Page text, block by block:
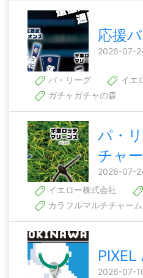
応援
2026-07-
パ・リーグ
イエ
ガチャガチャの森
パ・
チャ
2026-07-
イエロー株式会社
カラフルマルチチャーム
2026-07-